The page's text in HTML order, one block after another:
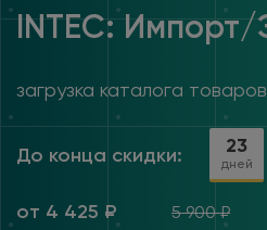
INTEC:
загрузка каталога
До конца скидки: 23
дней
от 4 425 ₽ 5 900 ₽